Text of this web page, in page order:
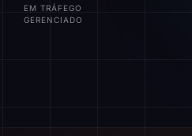
EM TRÁFEGO
GERENCIADO